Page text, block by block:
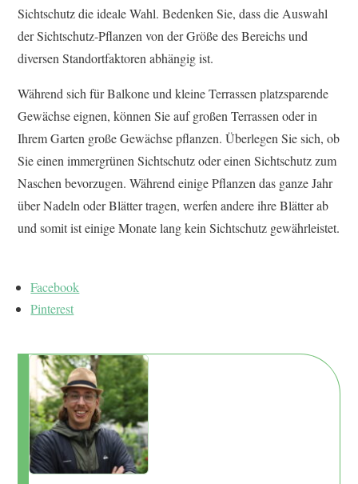
Sichtschutz die ideale Wahl. Bedenken Sie, dass die Auswahl
der Sichtschutz-Pflanzen von der Größe des Bereichs und
diversen Standortfaktoren abhängig ist.
Während sich für Balkone und kleine Terrassen platzsparende
Gewächse eignen, können Sie auf großen Terrassen oder in
Ihrem Garten große Gewächse pflanzen. Überlegen Sie sich, ob
Sie einen immergrünen Sichtschutz oder einen Sichtschutz zum
Naschen bevorzugen. Während einige Pflanzen das ganze Jahr
über Nadeln oder Blätter tragen, werfen andere ihre Blätter ab
und somit ist einige Monate lang kein Sichtschutz gewährleistet.
Facebook
Pinterest